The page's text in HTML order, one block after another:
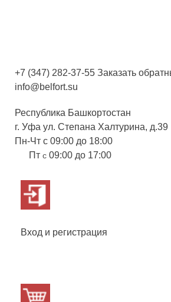
+7 (347) 282-37-55 Заказать
info@belfort.su
Республика Башкортостан
г. Уфа ул. Степана Халтурина, д.39
Пн-Чт с 09:00 до 18:00
Пт с 09:00 до 17:00
Вход и регистрация